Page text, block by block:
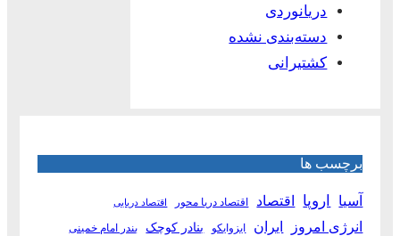
دریانوردی
دسته‌بندی نشده
کشتیرانی
برچسب ها
آسیا اروپا اقتصاد اقتصاد دریا محور اقتصاد دریایی
انرژی امروز ایران ایزوایکو بنادر کوچک بندر امام خمینی